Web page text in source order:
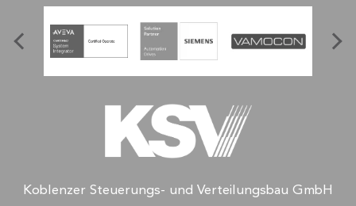
Koblenzer Steuerungs- und Verteilungsbau GmbH